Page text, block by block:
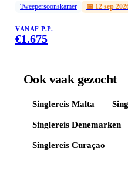
Tweepersoonskamer 📅 12 sep
VANAF P.P.
€1.675
Ook vaak gezocht
Singlereis Malta
Singlereis Denemarken
Singlereis Curaçao